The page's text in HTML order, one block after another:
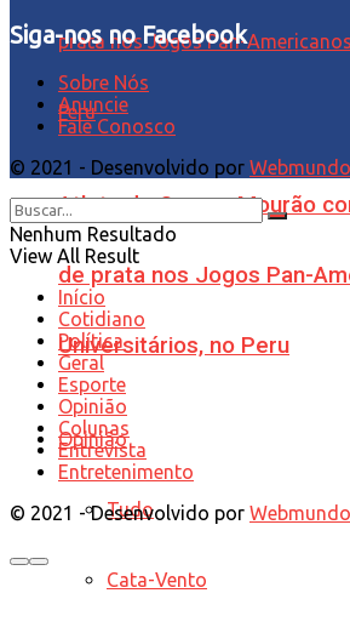
Atleta de Campo Mourão
de prata nos Jogos Pan-
Universitários, no Peru
Opinião
Tudo
Cata-Vento
Siga-nos no Facebook
Sobre Nós
Anuncie
Fale Conosco
© 2021 - Desenvolvido por
Nenhum Resultado
View All Result
Início
Cotidiano
Política
Geral
Esporte
Opinião
Colunas
Entrevista
Entretenimento
© 2021 - Desenvolvido por